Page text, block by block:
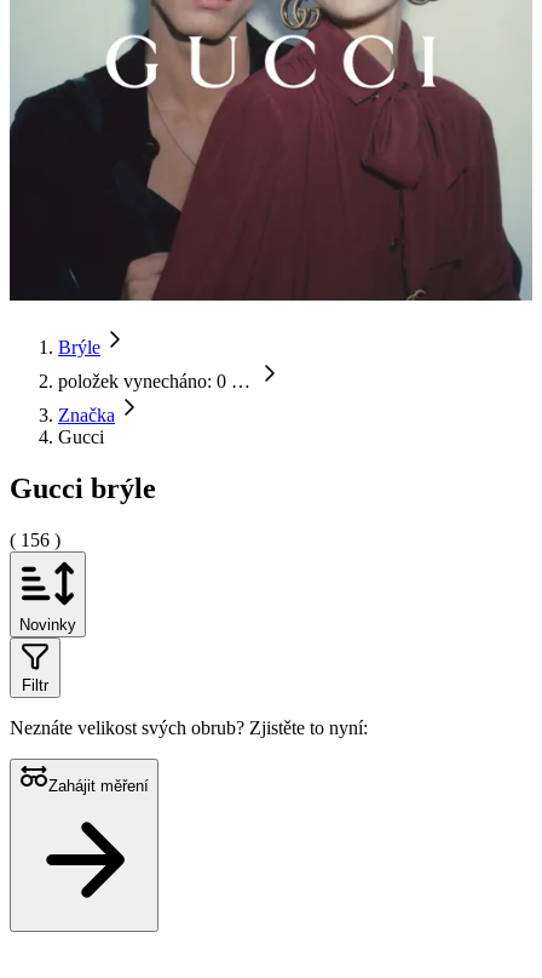
Brýle
položek vynecháno: 0 …
Značka
Gucci
Gucci brýle
( 156 )
Novinky
Filtr
Neznáte velikost svých obrub? Zjistěte to nyní:
Zahájit měření